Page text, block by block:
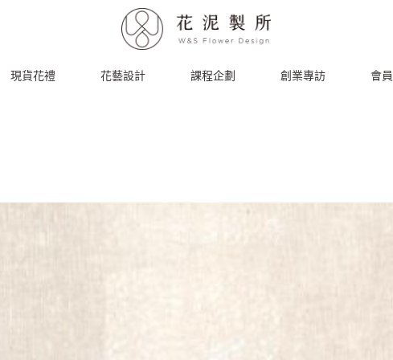
現貨花禮 花藝設計 課程企劃 創業專訪 會